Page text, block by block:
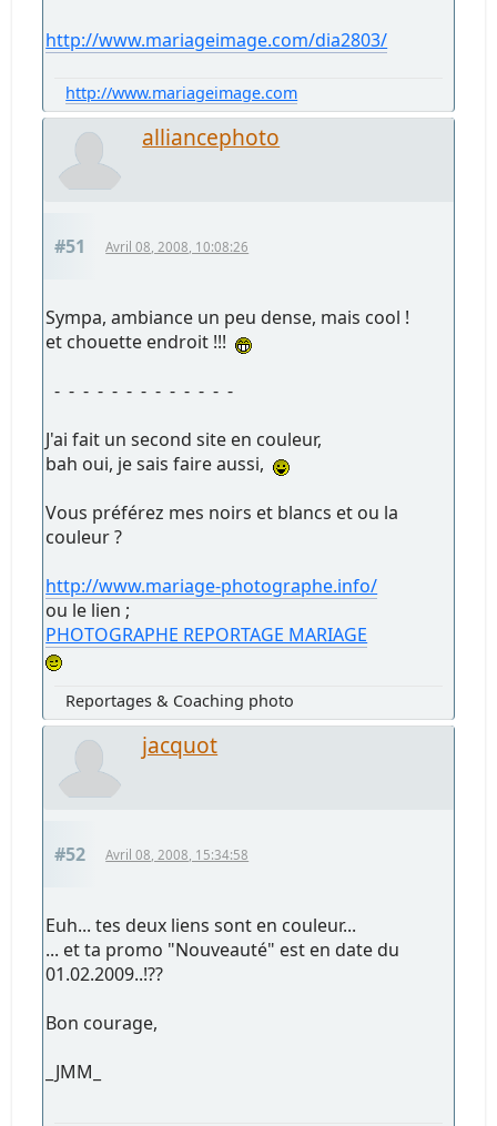
http://www.mariageimage.com/dia2803/
http://www.mariageimage.com
alliancephoto
#51 Avril 08, 2008, 10:08:26
Sympa, ambiance un peu dense, mais cool !
et chouette endroit !!!
- - - - - - - - - - - - -
J'ai fait un second site en couleur,
bah oui, je sais faire aussi,
Vous préférez mes noirs et blancs et ou la
couleur ?
http://www.mariage-photographe.info/
ou le lien ;
PHOTOGRAPHE REPORTAGE MARIAGE
Reportages & Coaching photo
jacquot
#52 Avril 08, 2008, 15:34:58
Euh... tes deux liens sont en couleur...
... et ta promo "Nouveauté" est en date du
01.02.2009..!??
Bon courage,
_JMM_